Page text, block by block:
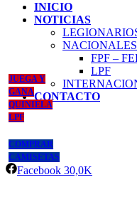
INICIO
NOTICIAS
NACIONALES
FPF –
LPF
CONTACTO
JUEGA Y
GANA
QUINIELA
LPF
COMPRAR
CAMISETAS
Facebook 30,0K